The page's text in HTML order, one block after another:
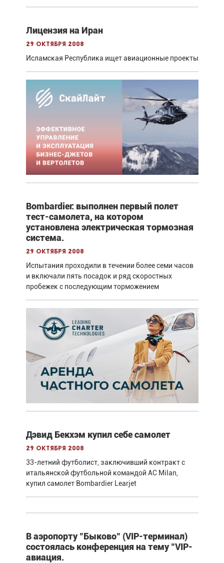
Лицензия на Иран
29 октября 2008
Исламская Республика ищет авиационные проекты
Bombardier: выполнен первый полет
тест-самолета, на котором
установлена электрическая тормозная
система.
29 октября 2008
Испытания проходили в течении более семи часов
и включали пять посадок и ряд скоростных
пробежек с последующим торможением
Дэвид Бекхэм купил себе самолет
29 октября 2008
33-летний футболист, заключивший контракт с
итальянской футбольной командой AC Milan,
купил самолет Bombardier Learjet
В аэропорту "Быково" (VIP-терминал)
состоялась конференция на тему "VIP-
авиация.